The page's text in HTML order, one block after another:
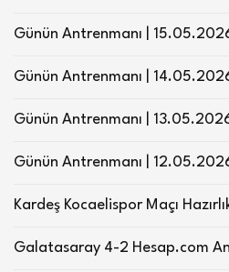
Günün Antrenmanı |
Günün Antrenmanı |
Günün Antrenmanı |
Günün Antrenmanı |
Kardeş Kocaelispor Maçı
Galatasaray 4-2 Hesap.com